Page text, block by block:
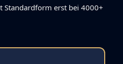
Standardform erst bei 4000+